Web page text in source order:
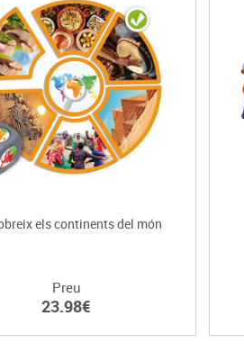
els continents del món
Preu
23.98€